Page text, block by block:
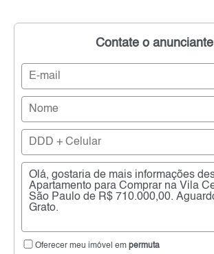
Contate o anunciante
Oferecer meu imóvel em permuta